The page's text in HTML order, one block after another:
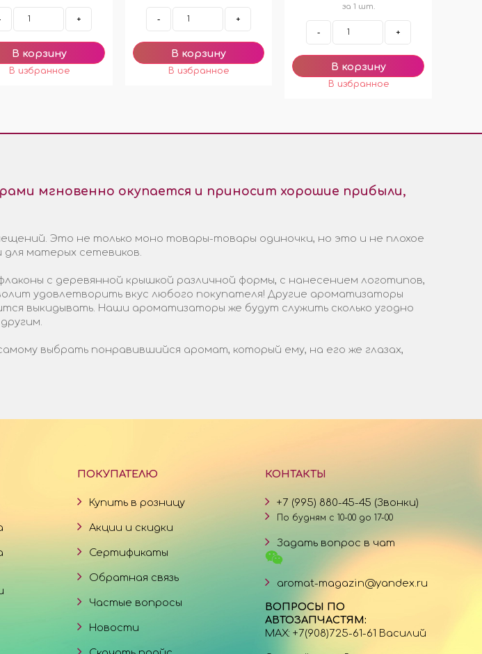
+ - +
за 1 шт.
- +
мгновенно окупается и приносит хорошие прибыли,
Это не только моно товары-товары одиночки, но это и не плохое
матерых сетевиков.
с деревянной крышкой различной формы, с нанесением логотипов,
удовлетворить вкус любого покупателя! Другие ароматизаторы
выкидывать. Наши ароматизаторы же будут служить сколько угодно
выбрать понравившийся аромат, который ему, на его же глазах,
ПОКУПАТЕЛЮ
Купить в розницу
Акции и скидки
Сертификаты
Обратная связь
Частые вопросы
Новости
КОНТАКТЫ
+7 (995) 880-45-45 (Звонки)
По будням с 10-00 до 17-00
Задать вопрос в чат
aromat-magazin@yandex.ru
ВОПРОСЫ ПО
АВТОЗАПЧАСТЯМ:
MAX: +7(908)725-61-61 Василий